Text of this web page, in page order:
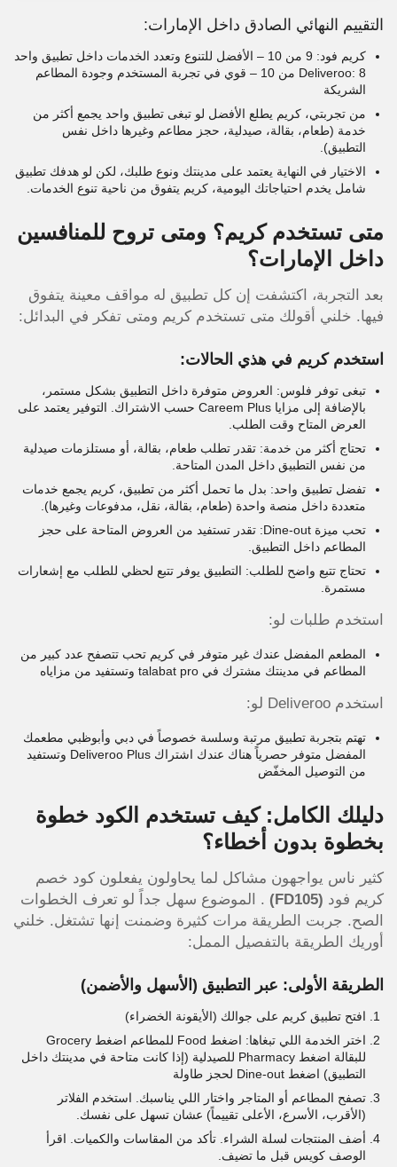
التقييم النهائي الصادق داخل الإمارات:
كريم فود: 9 من 10 – الأفضل للتنوع وتعدد الخدمات داخل تطبيق واحد
Deliveroo: 8 من 10 – قوي في تجربة المستخدم وجودة المطاعم
الشريكة
من تجربتي، كريم يطلع الأفضل لو تبغى تطبيق واحد يجمع أكثر من
خدمة (طعام، بقالة، صيدلية، حجز مطاعم وغيرها داخل نفس
التطبيق).
الاختيار في النهاية يعتمد على مدينتك ونوع طلبك، لكن لو هدفك تطبيق
شامل يخدم احتياجاتك اليومية، كريم يتفوق من ناحية تنوع الخدمات.
متى تستخدم كريم؟ ومتى تروح للمنافسين
داخل الإمارات؟
بعد التجربة، اكتشفت إن كل تطبيق له مواقف معينة يتفوق
فيها. خلني أقولك متى تستخدم كريم ومتى تفكر في البدائل:
استخدم كريم في هذي الحالات:
تبغى توفر فلوس: العروض متوفرة داخل التطبيق بشكل مستمر،
بالإضافة إلى مزايا Careem Plus حسب الاشتراك. التوفير يعتمد على
العرض المتاح وقت الطلب.
تحتاج أكثر من خدمة: تقدر تطلب طعام، بقالة، أو مستلزمات صيدلية
من نفس التطبيق داخل المدن المتاحة.
تفضل تطبيق واحد: بدل ما تحمل أكثر من تطبيق، كريم يجمع خدمات
متعددة داخل منصة واحدة (طعام، بقالة، نقل، مدفوعات وغيرها).
تحب ميزة Dine-out: تقدر تستفيد من العروض المتاحة على حجز
المطاعم داخل التطبيق.
تحتاج تتبع واضح للطلب: التطبيق يوفر تتبع لحظي للطلب مع إشعارات
مستمرة.
استخدم طلبات لو:
المطعم المفضل عندك غير متوفر في كريم تحب تتصفح عدد كبير من
المطاعم في مدينتك مشترك في talabat pro وتستفيد من مزاياه
استخدم Deliveroo لو:
تهتم بتجربة تطبيق مرتبة وسلسة خصوصاً في دبي وأبوظبي مطعمك
المفضل متوفر حصرياً هناك عندك اشتراك Deliveroo Plus وتستفيد
من التوصيل المخفّض
دليلك الكامل: كيف تستخدم الكود خطوة
بخطوة بدون أخطاء؟
كثير ناس يواجهون مشاكل لما يحاولون يفعلون كود خصم
كريم فود (FD105)
. الموضوع سهل جداً لو تعرف الخطوات
الصح. جربت الطريقة مرات كثيرة وضمنت إنها تشتغل. خلني
أوريك الطريقة بالتفصيل الممل:
الطريقة الأولى: عبر التطبيق (الأسهل والأضمن)
افتح تطبيق كريم على جوالك (الأيقونة الخضراء)
اختر الخدمة اللي تبغاها: اضغط Food للمطاعم اضغط Grocery
للبقالة اضغط Pharmacy للصيدلية (إذا كانت متاحة في مدينتك داخل
التطبيق) اضغط Dine-out لحجز طاولة
تصفح المطاعم أو المتاجر واختار اللي يناسبك. استخدم الفلاتر
(الأقرب، الأسرع، الأعلى تقييماً) عشان تسهل على نفسك.
أضف المنتجات لسلة الشراء. تأكد من المقاسات والكميات. اقرأ
الوصف كويس قبل ما تضيف.